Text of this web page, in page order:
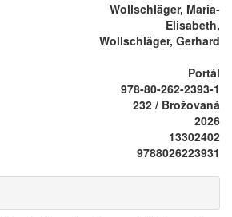
Wollschläger, Maria-
Elisabeth,
Wollschläger, Gerhard
Portál
978-80-262-2393-1
232 / Brožovaná
2026
13302402
9788026223931